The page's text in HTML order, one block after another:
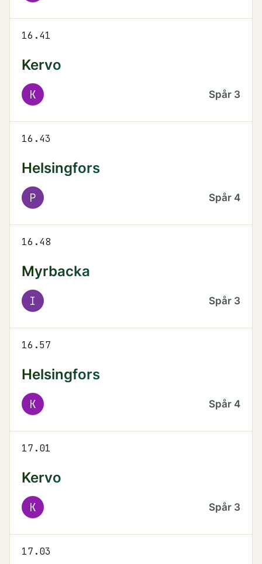
16.41
Kervo
K Spår 3
16.43
Helsingfors
P Spår 4
16.48
Myrbacka
I Spår 3
16.57
Helsingfors
K Spår 4
17.01
Kervo
K Spår 3
17.03